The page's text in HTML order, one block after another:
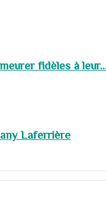
fidèles à
Laferrière